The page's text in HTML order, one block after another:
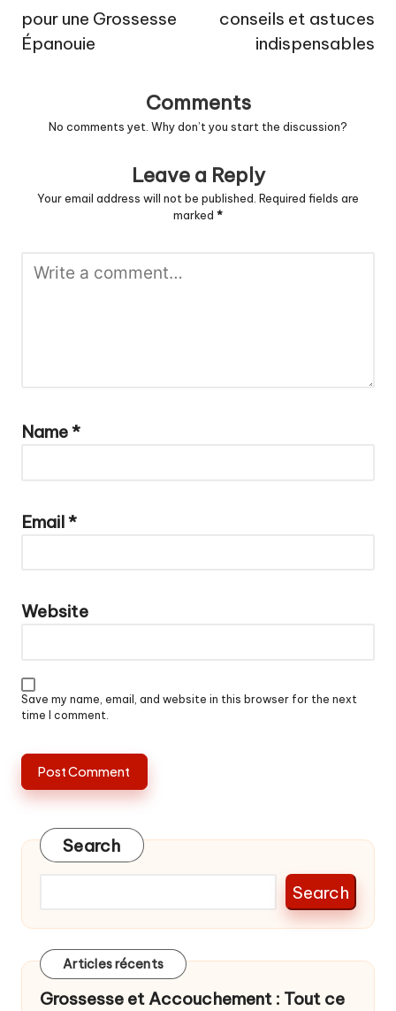
pour une Grossesse
Épanouie
conseils et astuces
indispensables
Comments
No comments yet. Why don’t you start the discussion?
Leave a Reply
Your email address will not be published. Required fields are
marked *
Name*
Email*
Website
Save my name, email, and website in this browser for the next
time I comment.
Search
Search
Articles récents
Grossesse et Accouchement : Tout ce